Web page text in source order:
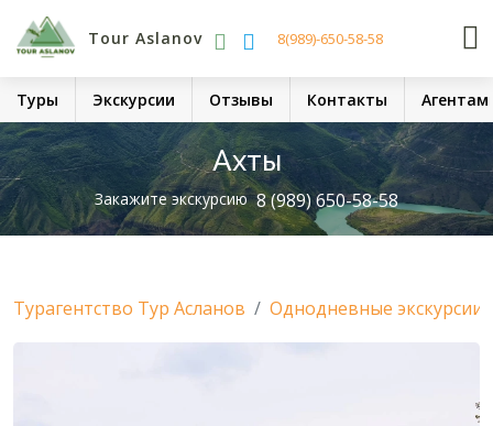
Tour Aslanov 8(989)-650-58-58
Туры Экскурсии Отзывы Контакты Агентам
Ахты
Закажите экскурсию 8 (989) 650-58-58
Турагентство Тур Асланов Однодневные экскурсии